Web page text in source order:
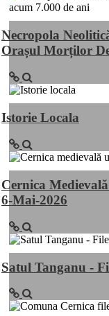
Necropola
Orașul Morților
Istorie Locala
Cernica
6-Mai-2026
Satul Tanganu -